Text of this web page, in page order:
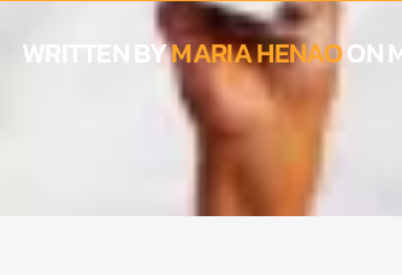
WRITTEN BYMARIA HENAOON